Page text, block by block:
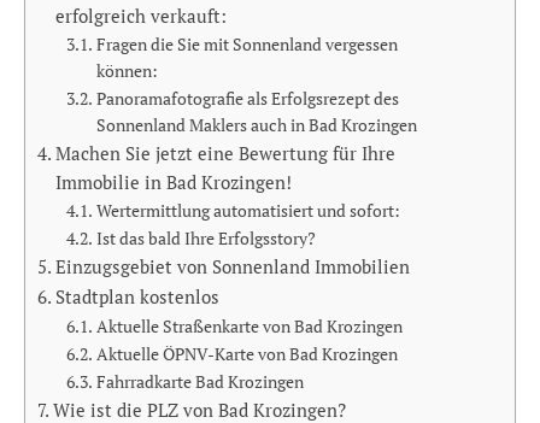
erfolgreich verkauft:
Fragen die Sie mit Sonnenland vergessen
können:
Panoramafotografie als Erfolgsrezept des
Sonnenland Maklers auch in Bad Krozingen
Machen Sie jetzt eine Bewertung für Ihre
Immobilie in Bad Krozingen!
Wertermittlung automatisiert und sofort:
Ist das bald Ihre Erfolgsstory?
Einzugsgebiet von Sonnenland Immobilien
Stadtplan kostenlos
Aktuelle Straßenkarte von Bad Krozingen
Aktuelle ÖPNV-Karte von Bad Krozingen
Fahrradkarte Bad Krozingen
Wie ist die PLZ von Bad Krozingen?